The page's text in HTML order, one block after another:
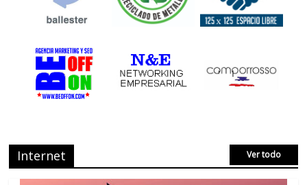
Internet Ver todo